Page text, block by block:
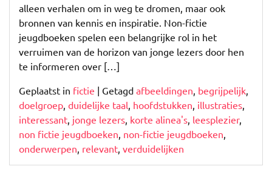
alleen verhalen om in weg te dromen, maar ook
bronnen van kennis en inspiratie. Non-fictie
jeugdboeken spelen een belangrijke rol in het
verruimen van de horizon van jonge lezers door hen
te informeren over […]
Geplaatst in fictie | Getagd afbeeldingen, begrijpelijk,
doelgroep, duidelijke taal, hoofdstukken, illustraties,
interessant, jonge lezers, korte alinea's, leesplezier,
non fictie jeugdboeken, non-fictie jeugdboeken,
onderwerpen, relevant, verduidelijken